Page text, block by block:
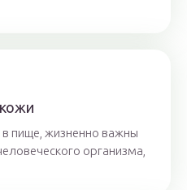
пище, жизненно важны
организма,